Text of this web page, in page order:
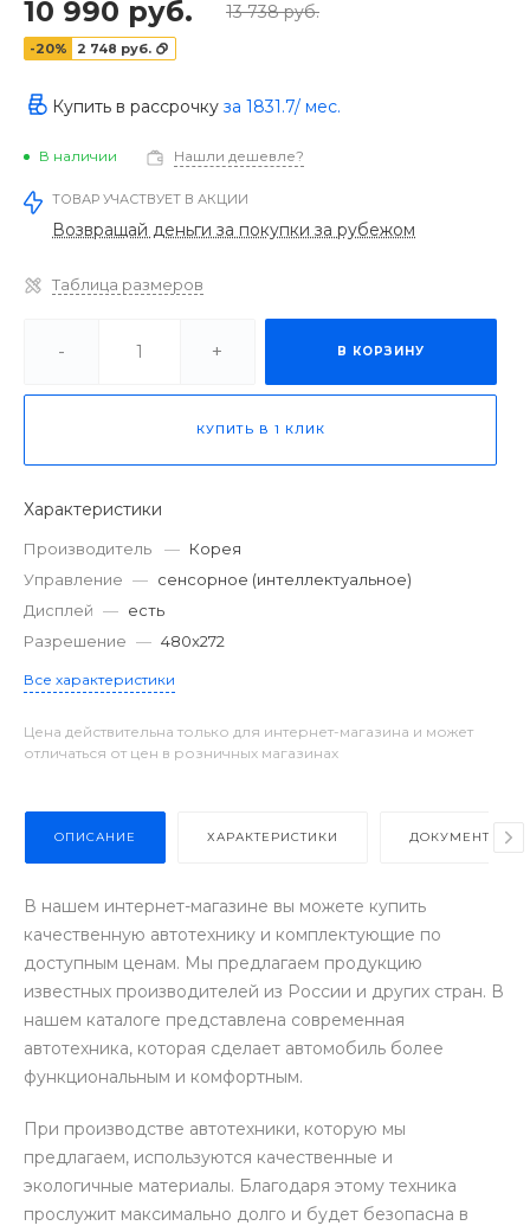
10 990 руб. 13 738 руб.
-20% 2 748 руб.
Купить в рассрочку за 1831.7/ мес.
В наличии Нашли дешевле?
ТОВАР УЧАСТВУЕТ В АКЦИИ
Возвращай деньги за покупки за рубежом
Таблица размеров
- + В КОРЗИНУ
КУПИТЬ В 1 КЛИК
Характеристики
Производитель — Корея
Управление — сенсорное (интеллектуальное)
Дисплей — есть
Разрешение — 480x272
Все характеристики
Цена действительна только для интернет-магазина и может
отличаться от цен в розничных магазинах
ОПИСАНИЕ ХАРАКТЕРИСТИКИ ДОКУМЕНТЫ
В нашем интернет-магазине вы можете купить
качественную автотехнику и комплектующие по
доступным ценам. Мы предлагаем продукцию
известных производителей из России и других стран. В
нашем каталоге представлена современная
автотехника, которая сделает автомобиль более
функциональным и комфортным.
При производстве автотехники, которую мы
предлагаем, используются качественные и
экологичные материалы. Благодаря этому техника
прослужит максимально долго и будет безопасна в